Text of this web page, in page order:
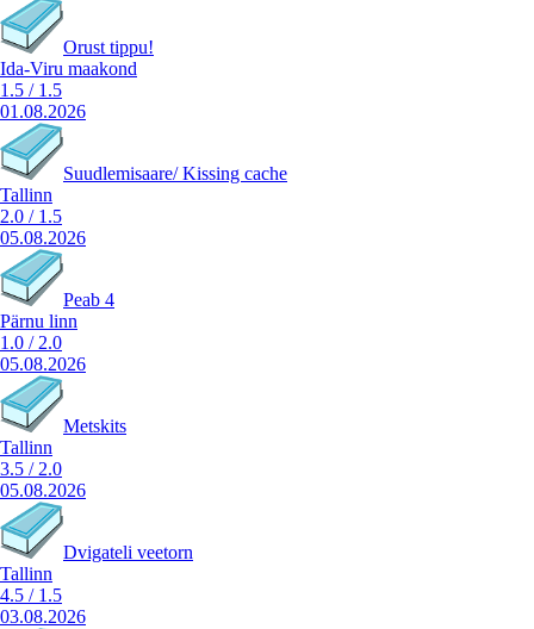
Orust tippu!
Ida-Viru maakond
1.5 / 1.5
01.08.2026
Suudlemisaare/ Kissing cache
Tallinn
2.0 / 1.5
05.08.2026
Peab 4
Pärnu linn
1.0 / 2.0
05.08.2026
Metskits
Tallinn
3.5 / 2.0
05.08.2026
Dvigateli veetorn
Tallinn
4.5 / 1.5
03.08.2026